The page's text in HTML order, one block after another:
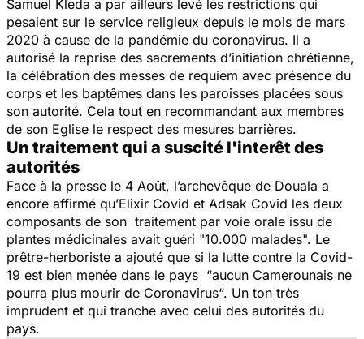
Samuel Kleda a par ailleurs levé les restrictions qui
pesaient sur le service religieux depuis le mois de mars
2020 à cause de la pandémie du coronavirus. Il a
autorisé la reprise des sacrements d’initiation chrétienne,
la célébration des messes de requiem avec présence du
corps et les baptêmes dans les paroisses placées sous
son autorité. Cela tout en recommandant aux membres
de son Eglise le respect des mesures barrières.
Un traitement qui a suscité l'interêt des
autorités
Face à la presse le 4 Août, l’archevêque de Douala a
encore affirmé qu’Elixir Covid et Adsak Covid les deux
composants de son traitement par voie orale issu de
plantes médicinales avait guéri "10.000 malades". Le
prêtre-herboriste a ajouté que si la lutte contre la Covid-
19 est bien menée dans le pays “aucun Camerounais ne
pourra plus mourir de Coronavirus“. Un ton très
imprudent et qui tranche avec celui des autorités du
pays.